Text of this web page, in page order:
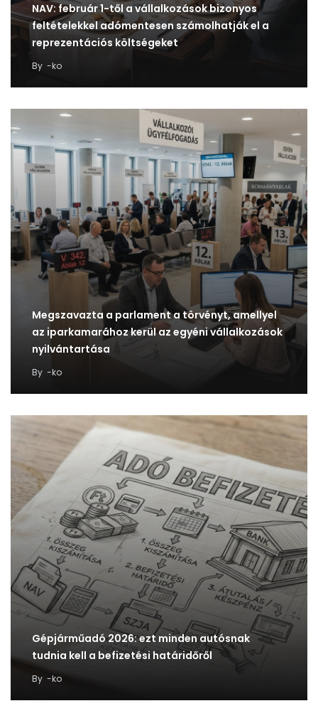
NAV: február 1-től a vállalkozások bizonyos
feltételekkel adómentesen számolhatják el a
reprezentációs költségeket
By -ko
Megszavazta a parlament a törvényt, amellyel
az iparkamarához kerül az egyéni vállalkozások
nyilvántartása
By -ko
Gépjárműadó 2026: ezt minden autósnak
tudnia kell a befizetési határidőről
By -ko